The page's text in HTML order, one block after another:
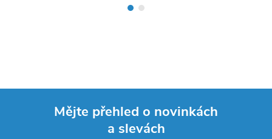
Mějte přehled o novinkách
a slevách